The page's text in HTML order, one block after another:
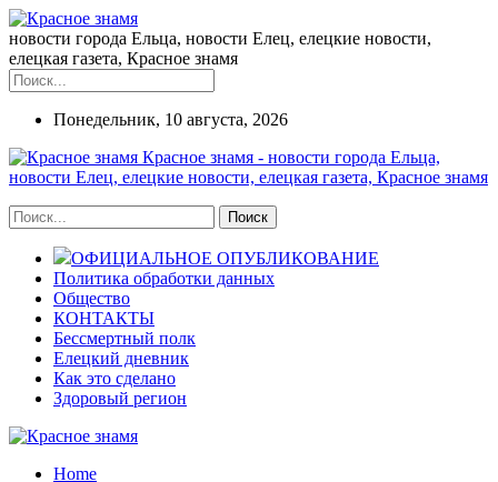
новости города Ельца, новости Елец, елецкие новости,
елецкая газета, Красное знамя
Понедельник, 10 августа, 2026
Красное знамя - новости города Ельца,
новости Елец, елецкие новости, елецкая газета, Красное знамя
ОФИЦИАЛЬНОЕ ОПУБЛИКОВАНИЕ
Политика обработки данных
Общество
КОНТАКТЫ
Бессмертный полк
Елецкий дневник
Как это сделано
Здоровый регион
Home